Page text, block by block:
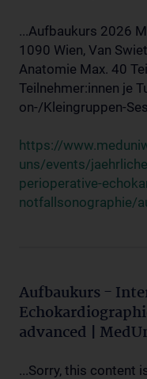
...Aufbaukurs 2026
1090 Wien, Van
Anatomie Max. 40
Teilnehmer:innen je
on-/Kleingruppen-
https://
uns/events/
perioperative-
notfallsonographie/
Aufbaukurs -
advanced |
...Sorry, this content